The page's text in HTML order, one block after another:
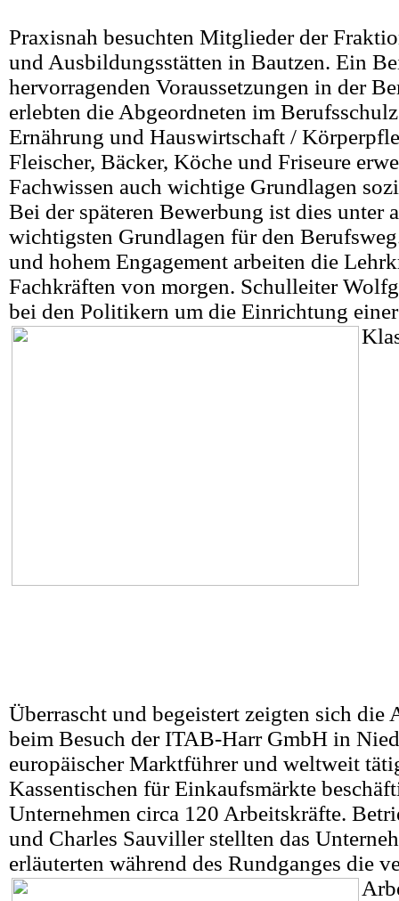
Praxisnah besuchten Mitglieder der
und Ausbildungsstätten in Bautzen. Ein
hervorragenden Voraussetzungen in der
erlebten die Abgeordneten im
Ernährung und Hauswirtschaft /
Fleischer, Bäcker, Köche und Friseure
Fachwissen auch wichtige Grundlagen
Bei der späteren Bewerbung ist dies unter
wichtigsten Grundlagen für den
und hohem Engagement arbeiten die
Fachkräften von morgen. Schulleiter
bei den Politikern um die Einrichtung
Überrascht und begeistert zeigten sich die
beim Besuch der ITAB-Harr GmbH in
europäischer Marktführer und weltweit
Kassentischen für Einkaufsmärkte
Unternehmen circa 120 Arbeitskräfte.
und Charles Sauviller stellten das
erläuterten während des Rundganges die